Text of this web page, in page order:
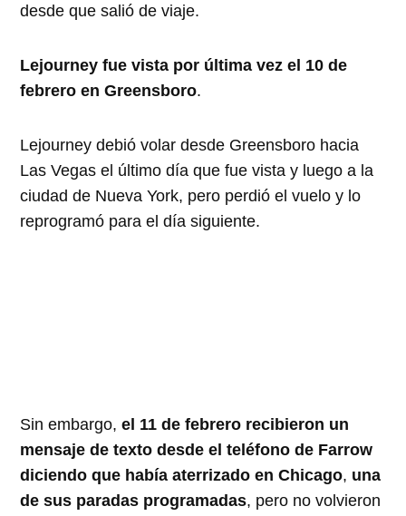
desde que salió de viaje.
Lejourney fue vista por última vez el 10 de
febrero en Greensboro.
Lejourney debió volar desde Greensboro hacia
Las Vegas el último día que fue vista y luego a la
ciudad de Nueva York, pero perdió el vuelo y lo
reprogramó para el día siguiente.
Sin embargo,el 11 de febrero recibieron un
mensaje de texto desde el teléfono de Farrow
diciendo que había aterrizado en Chicago, una
de sus paradas programadas, pero no volvieron